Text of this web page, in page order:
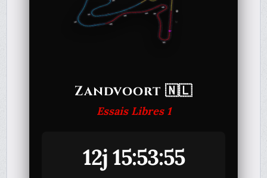
Zandvoort 🇳🇱
Essais Libres 1
12j 15:53:55